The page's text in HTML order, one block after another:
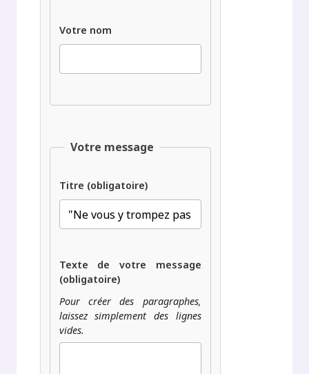
Votre nom
Votre message
Titre (obligatoire)
Texte de votre message
(obligatoire)
Pour créer des paragraphes,
laissez simplement des lignes
vides.